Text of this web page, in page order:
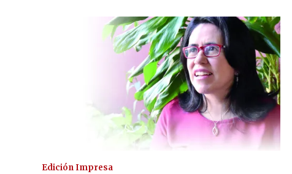
Edición Impresa